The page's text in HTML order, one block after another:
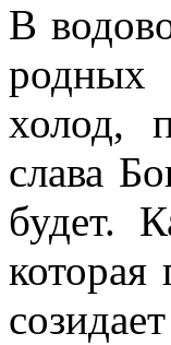
В
родных
холод,
слава
будет.